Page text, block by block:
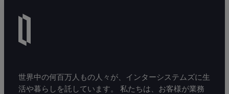
世界中の何百万人もの人々が、インターシステムズに生
活や暮らしを託しています。 私たちは、お客様が業務